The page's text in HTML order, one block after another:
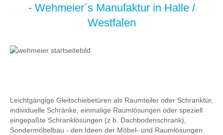
- Wehmeier´s Manufaktur in Halle /
Westfalen
Leichtgängige Gleitschiebetüren als Raumteiler oder Schranktür,
individuelle Schränke, einmalige Raumlösungen oder speziell
eingepaßte Schranklösungen (z b. Dachbodenschrank),
Sondermöbelbau - den Ideen der Möbel- und Raumlösungen